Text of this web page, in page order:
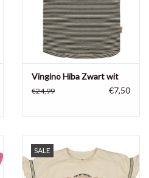
Vingino Hiba Zwart wit
€24,99 €7,50
SALE